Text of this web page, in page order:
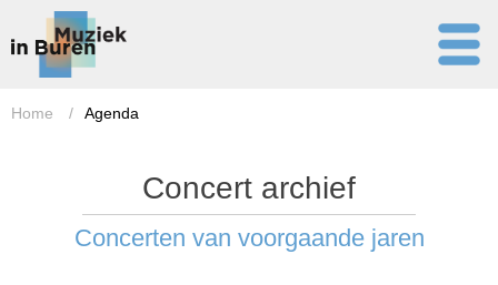
Home / Agenda
Concert archief
Concerten van voorgaande jaren